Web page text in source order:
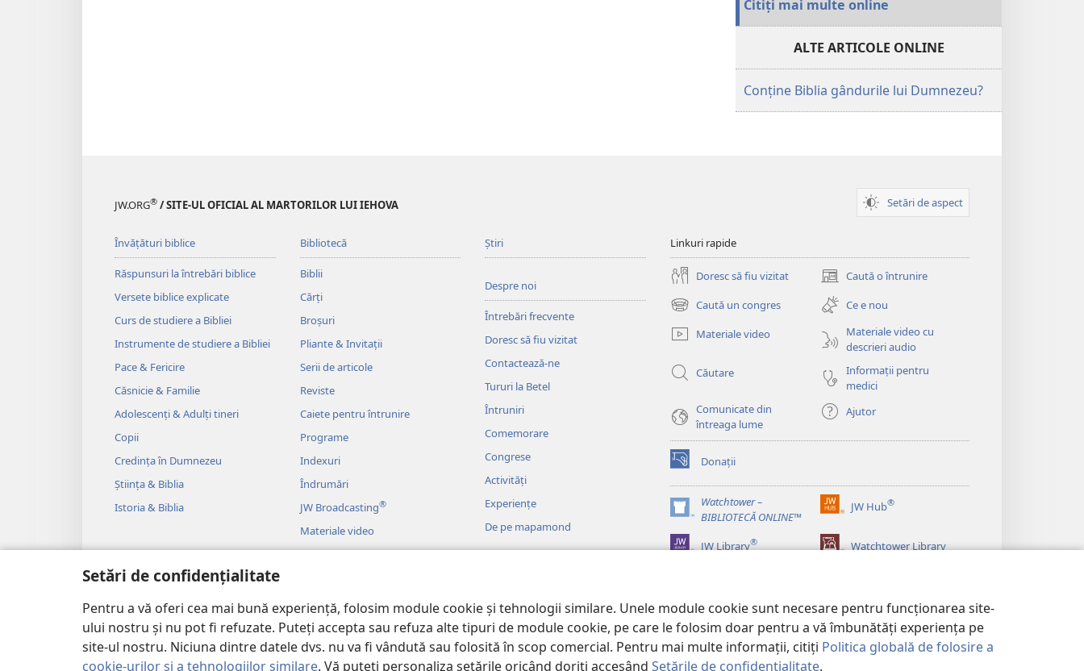
Setări de confidențialitate
Pentru a vă oferi cea mai bună experiență, folosim module cookie și tehnologii similare. Unele module cookie sunt necesare pentru funcționarea site-
ului nostru și nu pot fi refuzate. Puteți accepta sau refuza alte tipuri de module cookie, pe care le folosim doar pentru a vă îmbunătăți experiența pe
site-ul nostru. Niciuna dintre datele dvs. nu va fi vândută sau folosită în scop comercial. Pentru mai multe informații, citiți Politica globală de folosire a
cookie-urilor și a tehnologiilor similare. Vă puteți personaliza setările oricând doriți accesând Setările de confidențialitate.
Citiți mai multe online
ALTE ARTICOLE ONLINE
Conține Biblia gândurile lui Dumnezeu?
JW.ORG® / SITE-UL OFICIAL AL MARTORILOR LUI IEHOVA Setări de aspect
Învățături biblice
Răspunsuri la întrebări biblice
Versete biblice explicate
Curs de studiere a Bibliei
Instrumente de studiere a Bibliei
Pace & Fericire
Căsnicie & Familie
Adolescenți & Adulți tineri
Copii
Credința în Dumnezeu
Știința & Biblia
Istoria & Biblia
Bibliotecă
Biblii
Cărți
Broșuri
Pliante & Invitații
Serii de articole
Reviste
Caiete pentru întrunire
Programe
Indexuri
Îndrumări
JW Broadcasting®
Materiale video
Muzică
Lecturi biblice dramatizate
Știri
Despre noi
Întrebări frecvente
Doresc să fiu vizitat
Contactează-ne
Tururi la Betel
Întruniri
Comemorare
Congrese
Activități
Experiențe
De pe mapamond
Linkuri rapide
Doresc să fiu vizitat Caută o întrunire
(se
deschide
o
fereastră
nouă)
Caută un congres
(se
deschide
o
nouă)
Ce e nou
Materiale video
Materiale video cu
descrieri audio
Căutare
Informații pentru
medici
Comunicate din
întreaga lume
Ajutor
Donații
(se
deschide
o
fereastră
Watchtower –
BIBLIOTECĂ ONLINE™
(se
deschide
o
JW Hub®
(se
o
JW Library® Watchtower Library